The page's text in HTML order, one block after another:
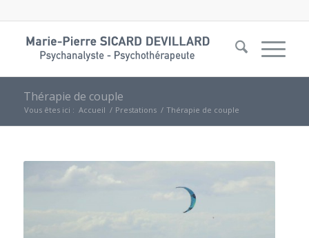
Thérapie de couple
Vous êtes ici : Accueil / Prestations / Thérapie de couple